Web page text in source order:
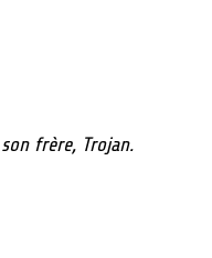
frère, Trojan.